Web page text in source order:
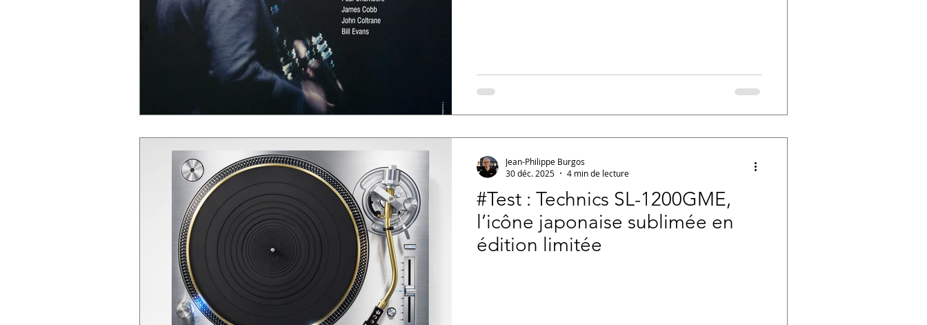
#Test : Technics SL-1200GME,
l’icône japonaise sublimée en
édition limitée
Jean-Philippe Burgos
30 déc. 2025
4 min de lecture